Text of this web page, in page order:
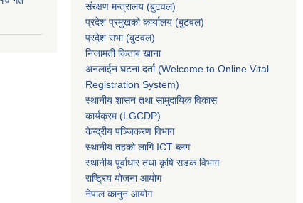
संरक्षण मन्त्रालय (बुटवल)
प्रदेश प्रमुखकाे कार्यालय (बुटवल)
प्रदेश सभा (बुटवल)
निजामती किताब खाना
अनलाईन घटना दर्ता (Welcome to Online Vital
Registration System)
स्थानीय शासन तथा सामुदायिक विकास
कार्यक्रम (LGCDP)
केन्द्रीय पञ्जिकरण विभाग
स्थानीय तहको लागि ICT ब्लग
स्थानीय पूर्वाधार तथा कृषि सडक विभाग
राष्ट्रिय योजना आयोग
नेपाल कानुन आयोग